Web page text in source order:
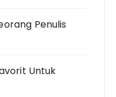
Penulis
Untuk